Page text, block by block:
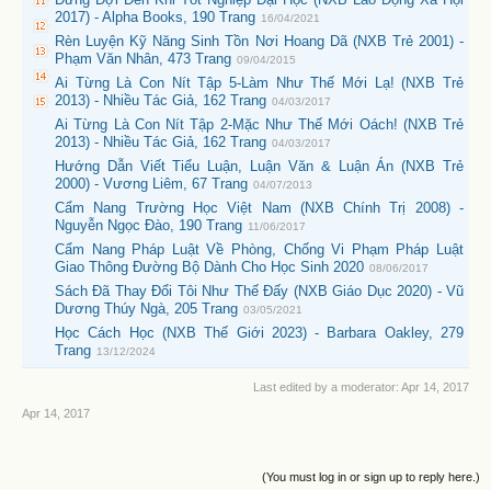
2017) - Alpha Books, 190 Trang 16/04/2021
Rèn Luyện Kỹ Năng Sinh Tồn Nơi Hoang Dã (NXB Trẻ 2001) -
Phạm Văn Nhân, 473 Trang 09/04/2015
Ai Từng Là Con Nít Tập 5-Làm Như Thế Mới Lạ! (NXB Trẻ
2013) - Nhiều Tác Giả, 162 Trang 04/03/2017
Ai Từng Là Con Nít Tập 2-Mặc Như Thế Mới Oách! (NXB Trẻ
2013) - Nhiều Tác Giả, 162 Trang 04/03/2017
Hướng Dẫn Viết Tiểu Luận, Luận Văn & Luận Án (NXB Trẻ
2000) - Vương Liêm, 67 Trang 04/07/2013
Cẩm Nang Trường Học Việt Nam (NXB Chính Trị 2008) -
Nguyễn Ngọc Đào, 190 Trang 11/06/2017
Cẩm Nang Pháp Luật Về Phòng, Chống Vi Phạm Pháp Luật
Giao Thông Đường Bộ Dành Cho Học Sinh 2020 08/06/2017
Sách Đã Thay Đổi Tôi Như Thế Đấy (NXB Giáo Dục 2020) - Vũ
Dương Thúy Ngà, 205 Trang 03/05/2021
Học Cách Học (NXB Thế Giới 2023) - Barbara Oakley, 279
Trang 13/12/2024
Last edited by a moderator: Apr 14, 2017
Apr 14, 2017
(You must log in or sign up to reply here.)